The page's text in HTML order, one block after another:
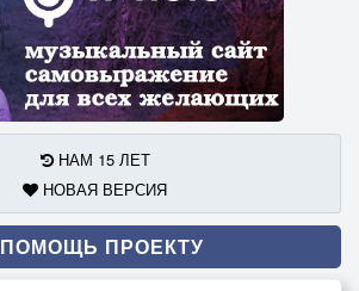
НАМ 15 ЛЕТ
НОВАЯ ВЕРСИЯ
ПОМОЩЬ ПРОЕКТУ